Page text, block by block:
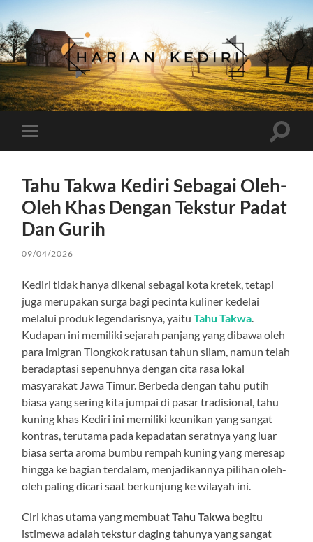
Harian
Kediri
mobile
Toggle
Tahu Takwa Kediri Sebagai Oleh-
Oleh Khas Dengan Tekstur Padat
Dan Gurih
09/04/2026
Kediri tidak hanya dikenal sebagai kota kretek, tetapi
juga merupakan surga bagi pecinta kuliner kedelai
melalui produk legendarisnya, yaituTahu Takwa.
Kudapan ini memiliki sejarah panjang yang dibawa oleh
para imigran Tiongkok ratusan tahun silam, namun telah
beradaptasi sepenuhnya dengan cita rasa lokal
masyarakat Jawa Timur. Berbeda dengan tahu putih
biasa yang sering kita jumpai di pasar tradisional, tahu
kuning khas Kediri ini memiliki keunikan yang sangat
kontras, terutama pada kepadatan seratnya yang luar
biasa serta aroma bumbu rempah kuning yang meresap
hingga ke bagian terdalam, menjadikannya pilihan oleh-
oleh paling dicari saat berkunjung ke wilayah ini.
Ciri khas utama yang membuatTahu Takwa begitu
istimewa adalah tekstur daging tahunya yang sangat